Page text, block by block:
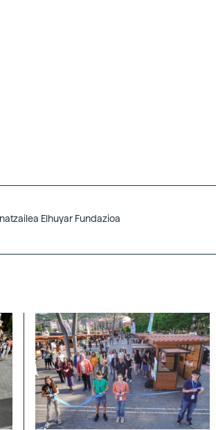
Elhuyar Fundazioa